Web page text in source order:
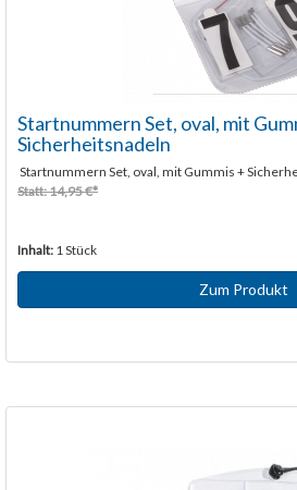
Startnummern Set, oval, mit
Sicherheitsnadeln
Startnummern Set, oval, mit Gummis +
Statt: 14,95 €*
Inhalt: 1 Stück
Zum Produkt